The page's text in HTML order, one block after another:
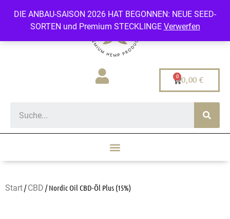
DIE ANBAU-SAISON 2026 HAT BEGONNEN: NEUE SEED-
SORTEN und Premium STECKLINGE Verwerfen
0,00€
Start/CBD / Nordic Oil CBD-Öl Plus (15%)